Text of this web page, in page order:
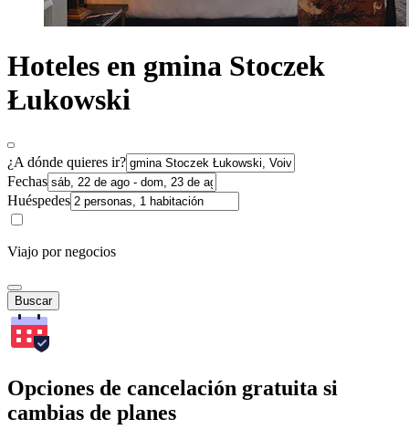
Hoteles en gmina Stoczek
Łukowski
¿A dónde quieres ir?
Fechas
Huéspedes
Viajo por negocios
Buscar
Opciones de cancelación gratuita si
cambias de planes